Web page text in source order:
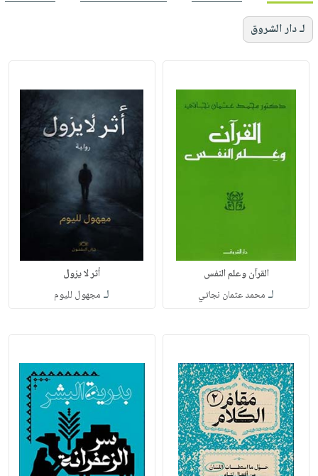
لـ دار الشروق
القرآن وعلم النفس
لـ محمد عثمان نجاتي
أثر لا يزول
لـ مجهول لليوم